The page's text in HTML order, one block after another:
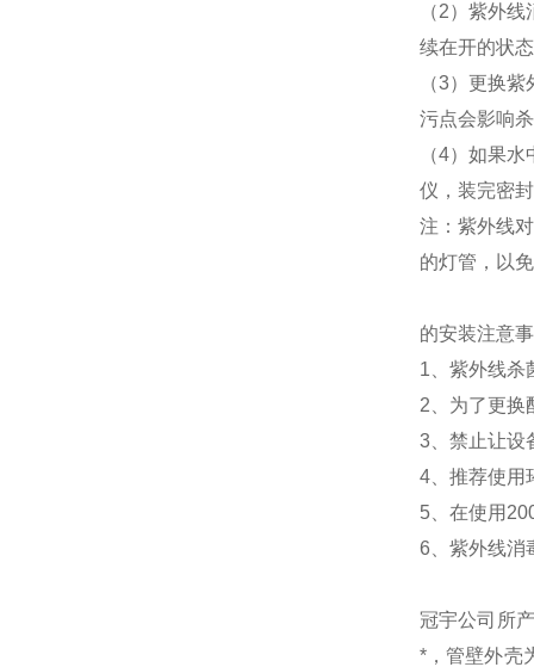
（2）紫外
续在开的状
（3）更换
污点会影响
（4）如果
仪，装完密
注：紫外线
的灯管，以
的安装注意
1、紫外线杀
2、为了更换
3、禁止让设
4、推荐使用
5、在使用
6、紫外线消
冠宇公司所
*，管壁外壳